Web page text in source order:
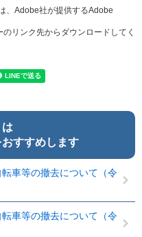
、Adobe社が提供するAdobe
リンク先からダウンロードしてく
すすめします
車等の撤去について（令
車等の撤去について（令